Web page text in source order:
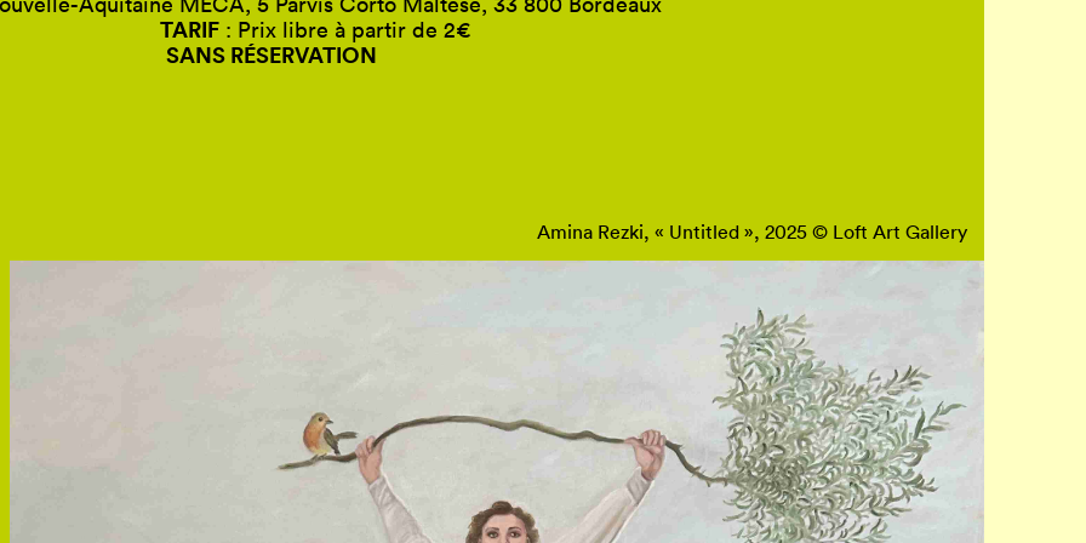
TARIF : Prix libre à partir de 2€
SANS RÉSERVATION
Amina Rezki, « Untitled », 2025 © Loft Art Gallery